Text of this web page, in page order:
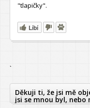
"tlapičky".
Líbí
`
Děkuji ti, že jsi mě
jsi se mnou byl, nebo